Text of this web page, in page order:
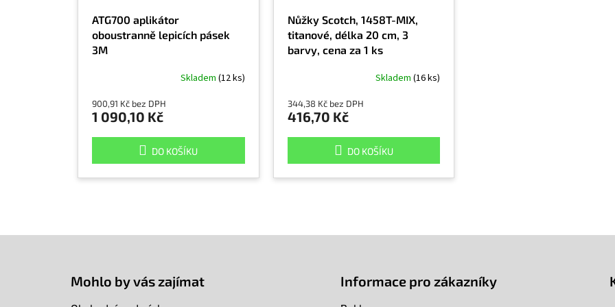
ATG700 aplikátor
oboustranně lepicích pásek
3M
Skladem (12 ks)
900,91 Kč bez DPH
1 090,10 Kč
DO KOŠÍKU
Nůžky Scotch, 1458T-MIX,
titanové, délka 20 cm, 3
barvy, cena za 1 ks
Skladem (16 ks)
344,38 Kč bez DPH
416,70 Kč
DO KOŠÍKU
Mohlo by vás zajímat Informace pro zákazníky